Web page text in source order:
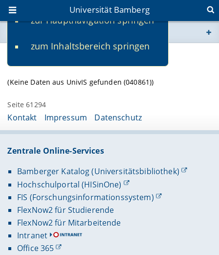
zur Hauptnavigation springen
zum Inhaltsbereich springen
Universität Bamberg
www.uni-bamberg.de
Lehrveranstaltungen
(Keine Daten aus UnivIS gefunden (040861))
Seite 61294
Kontakt Impressum Datenschutz
Zentrale Online-Services
Bamberger Katalog (Universitätsbibliothek)
Hochschulportal (HISinOne)
FIS (Forschungsinformationssystem)
FlexNow2 für Studierende
FlexNow2 für Mitarbeitende
Intranet
Office 365